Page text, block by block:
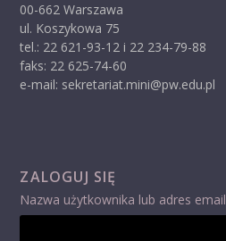
00-662 Warszawa
ul. Koszykowa 75
tel.: 22 621-93-12 i 22 234-79-88
faks: 22 625-74-60
e-mail: sekretariat.mini@pw.edu.pl
ZALOGUJ SIĘ
Nazwa użytkownika lub adres email